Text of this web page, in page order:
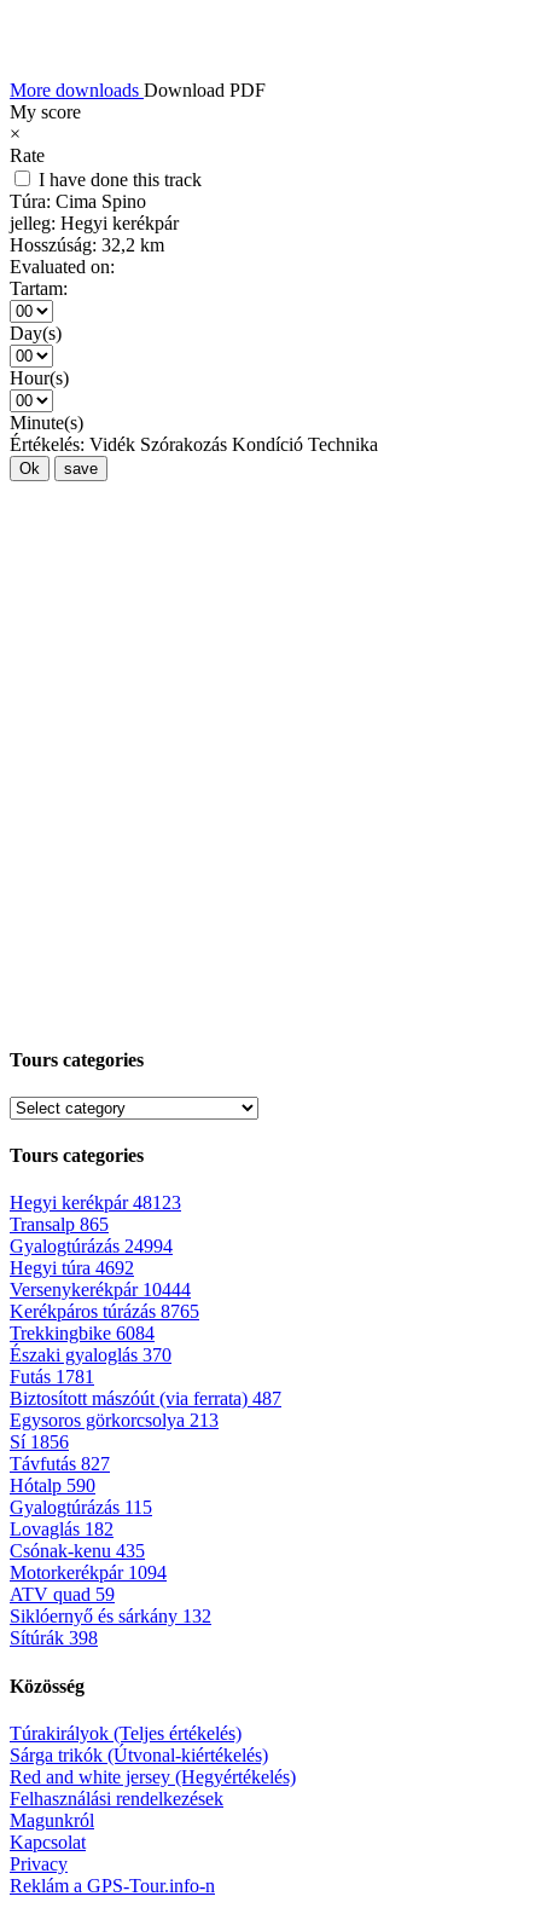
More downloads Download PDF
My score
×
Rate
I have done this track
Túra: Cima Spino
jelleg: Hegyi kerékpár
Hosszúság: 32,2 km
Evaluated on:
Tartam:
Day(s)
Hour(s)
Minute(s)
Értékelés: Vidék Szórakozás Kondíció Technika
Ok save
Tours categories
Tours categories
Hegyi kerékpár48123
Transalp 865
Gyalogtúrázás 24994
Hegyi túra 4692
Versenykerékpár 10444
Kerékpáros túrázás 8765
Trekkingbike 6084
Északi gyaloglás 370
Futás 1781
Biztosított mászóút (via ferrata) 487
Egysoros görkorcsolya 213
Sí 1856
Távfutás 827
Hótalp 590
Gyalogtúrázás 115
Lovaglás 182
Csónak-kenu 435
Motorkerékpár 1094
ATV quad 59
Siklóernyő és sárkány 132
Sítúrák 398
Közösség
Túrakirályok (Teljes értékelés)
Sárga trikók (Útvonal-kiértékelés)
Red and white jersey (Hegyértékelés)
Felhasználási rendelkezések
Magunkról
Kapcsolat
Privacy
Reklám a GPS-Tour.info-n